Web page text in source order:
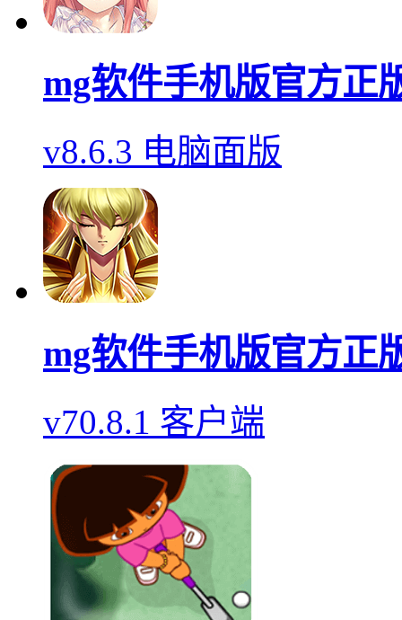
mg软件手机版官方正
v8.6.3 电脑面版
mg软件手机版官方正
v70.8.1 客户端